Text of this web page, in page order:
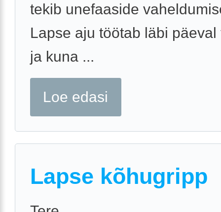
tekib unefaaside
Lapse aju töötab läbi päeval
ja kuna ...
Loe edasi
Lapse kõhugripp